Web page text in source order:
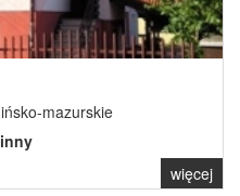
mazurskie
więcej